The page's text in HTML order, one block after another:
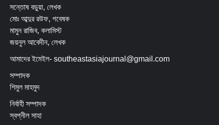
সন্তোষ বড়ুয়া, লেখক
মোঃ আব্দুর রউফ, গবেষক
মামুন রাজিব, কলামিস্ট
জয়নুল আবেদীন, লেখক
আমাদের ইমেইল- southeastasiajournal@gmail.com
সম্পাদক
শিমুল মাহমুদ
নির্বাহী সম্পাদক
স্বপ্নীল সাহা